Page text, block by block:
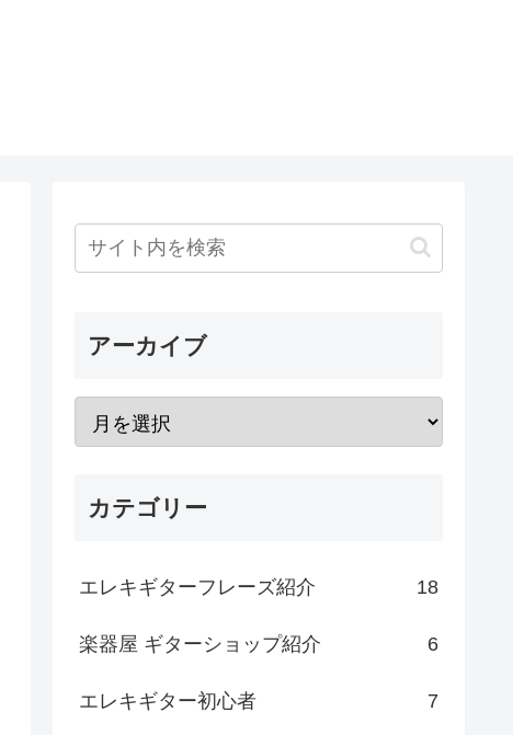
アーカイブ
カテゴリー
エレキギターフレーズ紹介 18
楽器屋 ギターショップ紹介 6
エレキギター初心者 7